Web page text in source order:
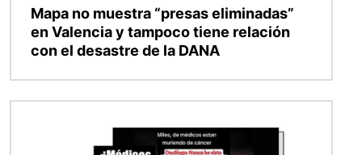
Mapa no muestra “presas eliminadas”
en Valencia y tampoco tiene relación
con el desastre de la DANA